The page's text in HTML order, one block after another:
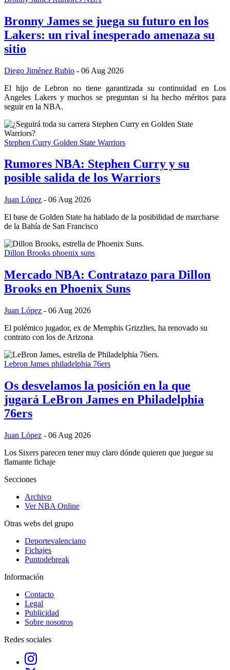
Bronny James se juega su futuro en los
Lakers: un rival inesperado amenaza su
sitio
Diego Jiménez Rubio - 06 Aug 2026
El hijo de Lebron no tiene garantizada su continuidad en Los
Angeles Lakers y muchos se preguntan si ha hecho méritos para
seguir en la NBA.
Stephen Curry Golden State Warriors
Rumores NBA: Stephen Curry y su
posible salida de los Warriors
Juan López - 06 Aug 2026
El base de Golden State ha hablado de la posibilidad de marcharse
de la Bahía de San Francisco
Dillon Brooks phoenix suns
Mercado NBA: Contratazo para Dillon
Brooks en Phoenix Suns
Juan López - 06 Aug 2026
El polémico jugador, ex de Memphis Grizzlies, ha renovado su
contrato con los de Arizona
Lebron James philadelphia 76ers
Os desvelamos la posición en la que
jugará LeBron James en Philadelphia
76ers
Juan López - 06 Aug 2026
Los Sixers parecen tener muy claro dónde quieren que juegue su
flamante fichaje
Secciones
Archivo
Ver NBA Online
Otras webs del grupo
Deportevalenciano
Fichajes
Puntodebreak
Información
Contacto
Legal
Publicidad
Sobre nosotros
Redes sociales